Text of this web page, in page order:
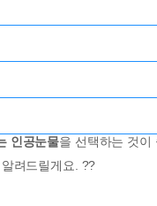
인공눈물을 선택하는 것이
알려드릴게요. ??